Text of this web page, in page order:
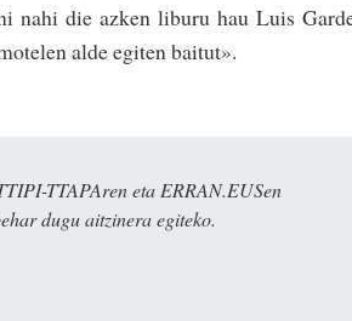
nahi die azken liburu hau Luis
alde egiten baitut».
TTAPAren eta ERRAN.EUSen
dugu aitzinera egiteko.